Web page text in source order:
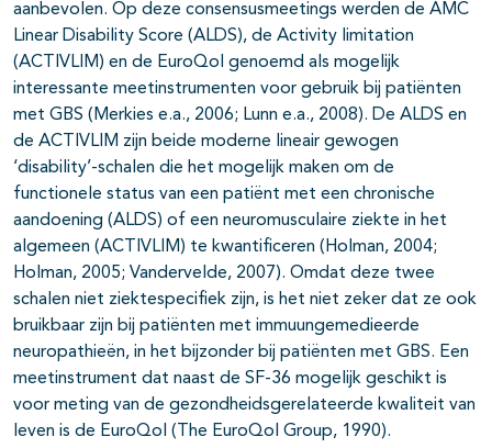
aanbevolen. Op deze consensusmeetings werden de AMC
Linear Disability Score (ALDS), de Activity limitation
(ACTIVLIM) en de EuroQol genoemd als mogelijk
interessante meetinstrumenten voor gebruik bij patiënten
met GBS (Merkies e.a., 2006; Lunn e.a., 2008). De ALDS en
de ACTIVLIM zijn beide moderne lineair gewogen
‘disability’-schalen die het mogelijk maken om de
functionele status van een patiënt met een chronische
aandoening (ALDS) of een neuromusculaire ziekte in het
algemeen (ACTIVLIM) te kwantificeren (Holman, 2004;
Holman, 2005; Vandervelde, 2007). Omdat deze twee
schalen niet ziektespecifiek zijn, is het niet zeker dat ze ook
bruikbaar zijn bij patiënten met immuungemedieerde
neuropathieën, in het bijzonder bij patiënten met GBS. Een
meetinstrument dat naast de SF-36 mogelijk geschikt is
voor meting van de gezondheidsgerelateerde kwaliteit van
leven is de EuroQol (The EuroQol Group, 1990).